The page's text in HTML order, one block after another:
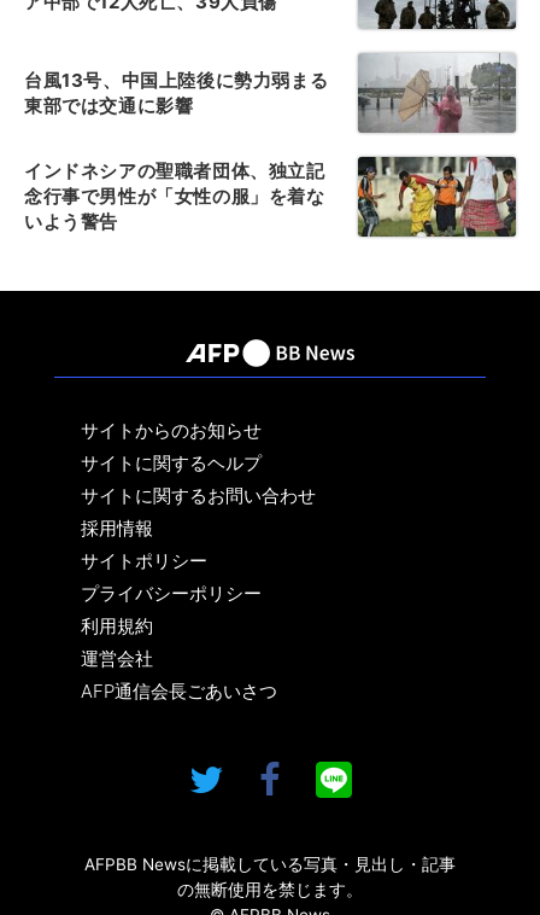
台風13号、中国上陸後に勢力弱まる
東部では交通に影響
インドネシアの聖職者団体、独立記
念行事で男性が「女性の服」を着な
いよう警告
サイトからのお知らせ
サイトに関するヘルプ
サイトに関するお問い合わせ
採用情報
サイトポリシー
プライバシーポリシー
利用規約
運営会社
AFP通信会長ごあいさつ
AFPBB Newsに掲載している写真・見出し・記事
の無断使用を禁じます。